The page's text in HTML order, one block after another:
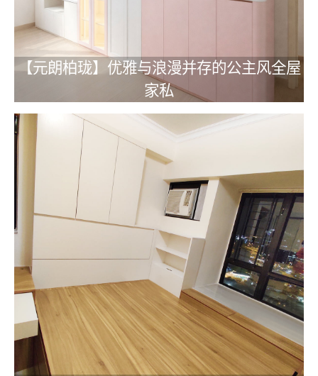
【元朗柏珑】优雅与浪漫并存的公主风全屋
家私